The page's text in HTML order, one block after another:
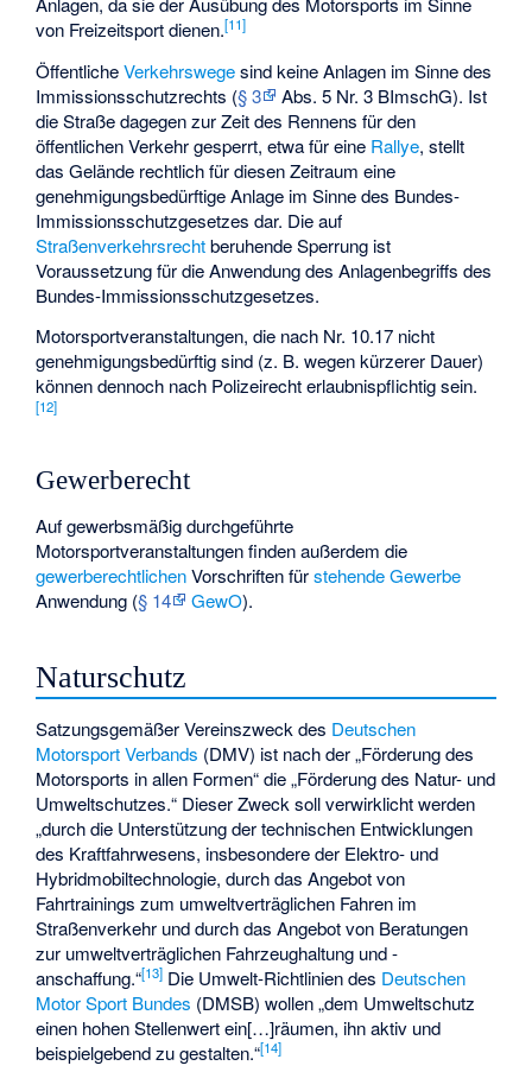
von Freizeitsport dienen.[11]
ÖffentlicheVerkehrswegesind keine Anlagen im Sinne des
Immissionsschutzrechts (§ 3
Abs. 5 Nr. 3 BImschG). Ist
die Straße dagegen zur Zeit des Rennens für den
öffentlichen Verkehr gesperrt, etwa für eine Rallye, stellt
das Gelände rechtlich für diesen Zeitraum eine
genehmigungsbedürftige Anlage im Sinne des Bundes-
Immissionsschutzgesetzes dar. Die auf
Straßenverkehrsrechtberuhende Sperrung ist
Voraussetzung für die Anwendung des Anlagenbegriffs des
Bundes-Immissionsschutzgesetzes.
Motorsportveranstaltungen, die nach Nr. 10.17 nicht
genehmigungsbedürftig sind (z. B. wegen kürzerer Dauer)
können dennoch nach Polizeirecht erlaubnispflichtig sein.
[12]
Gewerberecht
Auf gewerbsmäßig durchgeführte
Motorsportveranstaltungen finden außerdem die
gewerberechtlichenVorschriften fürstehende Gewerbe
Anwendung (§ 14 GewO).
Naturschutz
Satzungsgemäßer Vereinszweck des Deutschen
Motorsport Verbands (DMV) ist nach der „Förderung des
Motorsports in allen Formen“ die „Förderung des Natur- und
Umweltschutzes.“ Dieser Zweck soll verwirklicht werden
„durch die Unterstützung der technischen Entwicklungen
des Kraftfahrwesens, insbesondere der Elektro- und
Hybridmobiltechnologie, durch das Angebot von
Fahrtrainings zum umweltverträglichen Fahren im
Straßenverkehr und durch das Angebot von Beratungen
zur umweltverträglichen Fahrzeughaltung und -
anschaffung.“[13] Die Umwelt-Richtlinien des Deutschen
Motor Sport Bundes (DMSB) wollen „dem Umweltschutz
einen hohen Stellenwert ein[…]räumen, ihn aktiv und
beispielgebend zu gestalten.“[14]